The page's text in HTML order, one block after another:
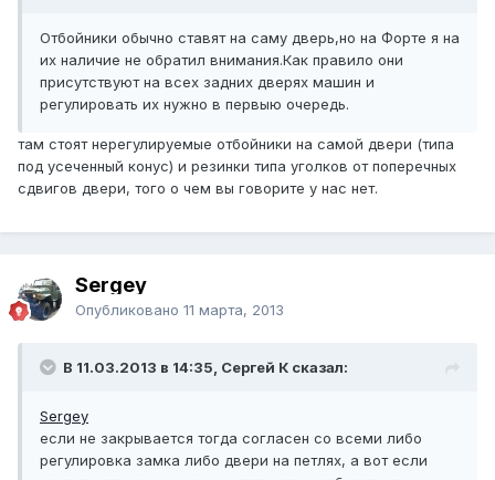
Отбойники обычно ставят на саму дверь,но на Форте я на
их наличие не обратил внимания.Как правило они
присутствуют на всех задних дверях машин и
регулировать их нужно в первыю очередь.
там стоят нерегулируемые отбойники на самой двери (типа
под усеченный конус) и резинки типа уголков от поперечных
сдвигов двери, того о чем вы говорите у нас нет.
Sergey
Опубликовано 11 марта, 2013
В 11.03.2013 в 14:35, Сергей К сказал:
Sergey
если не закрывается тогда согласен со всеми либо
регулировка замка либо двери на петлях, а вот если